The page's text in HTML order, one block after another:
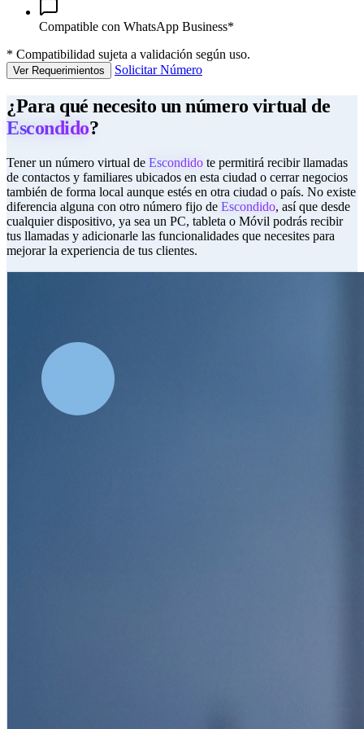
Compatible con WhatsApp Business*
* Compatibilidad sujeta a validación según uso.
Ver Requerimientos Solicitar Número
¿Para qué necesito un número virtual de
Escondido?
Tener un número virtual de Escondido te permitirá recibir llamadas
de contactos y familiares ubicados en esta ciudad o cerrar negocios
también de forma local aunque estés en otra ciudad o país. No existe
diferencia alguna con otro número fijo de Escondido, así que desde
cualquier dispositivo, ya sea un PC, tableta o Móvil podrás recibir
tus llamadas y adicionarle las funcionalidades que necesites para
mejorar la experiencia de tus clientes.